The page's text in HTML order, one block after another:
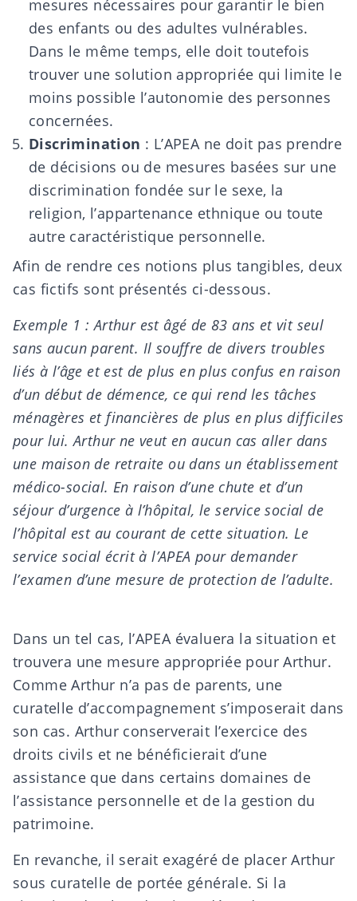
mesures nécessaires pour garantir le bien
des enfants ou des adultes vulnérables.
Dans le même temps, elle doit toutefois
trouver une solution appropriée qui limite le
moins possible l’autonomie des personnes
concernées.
Discrimination : L’APEA ne doit pas prendre
de décisions ou de mesures basées sur une
discrimination fondée sur le sexe, la
religion, l’appartenance ethnique ou toute
autre caractéristique personnelle.
Afin de rendre ces notions plus tangibles, deux
cas fictifs sont présentés ci-dessous.
Exemple 1 : Arthur est âgé de 83 ans et vit seul
sans aucun parent. Il souffre de divers troubles
liés à l’âge et est de plus en plus confus en raison
d’un début de démence, ce qui rend les tâches
ménagères et financières de plus en plus difficiles
pour lui. Arthur ne veut en aucun cas aller dans
une maison de retraite ou dans un établissement
médico-social. En raison d’une chute et d’un
séjour d’urgence à l’hôpital, le service social de
l’hôpital est au courant de cette situation. Le
service social écrit à l’APEA pour demander
l’examen d’une mesure de protection de l’adulte.
Dans un tel cas, l’APEA évaluera la situation et
trouvera une mesure appropriée pour Arthur.
Comme Arthur n’a pas de parents, une
curatelle d’accompagnement s’imposerait dans
son cas. Arthur conserverait l’exercice des
droits civils et ne bénéficierait d’une
assistance que dans certains domaines de
l’assistance personnelle et de la gestion du
patrimoine.
En revanche, il serait exagéré de placer Arthur
sous curatelle de portée générale. Si la